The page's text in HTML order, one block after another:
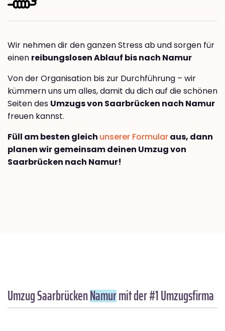
Wir nehmen dir den ganzen Stress ab und sorgen für
einen reibungslosen Ablauf bis nach Namur
Von der Organisation bis zur Durchführung – wir
kümmern uns um alles, damit du dich auf die schönen
Seiten des Umzugs von Saarbrücken nach Namur
freuen kannst.
Füll am besten gleich unserer Formularaus, dann
planen wir gemeinsam deinen Umzug von
Saarbrücken nach Namur!
Umzug SaarbrückenNamurmit der #1 Umzugsfirma